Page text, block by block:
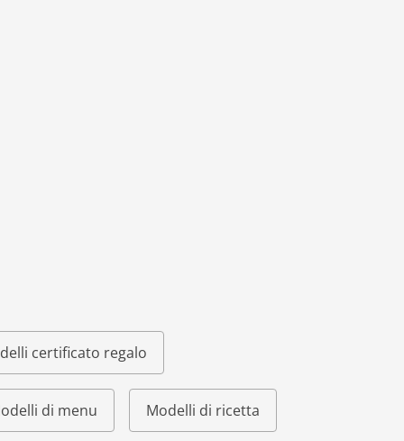
certificato regalo
di menu Modelli di ricetta